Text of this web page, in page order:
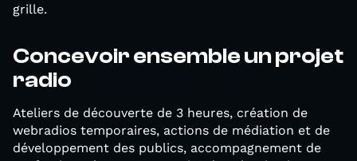
grille.
Concevoir ensemble un projet
radio
Ateliers de découverte de 3 heures, création de
webradios temporaires, actions de médiation et de
développement des publics, accompagnement de